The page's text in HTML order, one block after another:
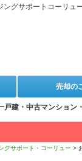
ングサポートコーリュ
売却の
建・中古マンション
グサポート・コーリュー